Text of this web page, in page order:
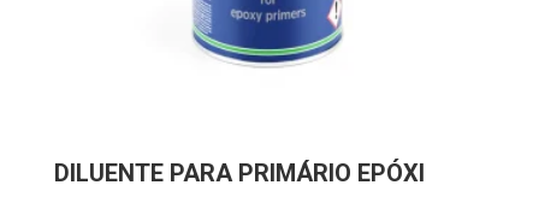
DILUENTE PARA PRIMÁRIO EPÓXI